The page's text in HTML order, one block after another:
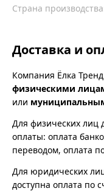
Страна
Доставка и
Компания Ёлка
физическими
или
Для физических лиц
оплаты: оплата
переводом, оплата
Для юридических
доступна оплата по